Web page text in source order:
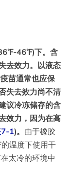
℉-46℉)下。含
去效力。以液态
苗通常也应保
失去效力尚不清
议冷冻储存的含
效力，因为在高
1)。 由于橡胶
温度下使用干
太冷的环境中